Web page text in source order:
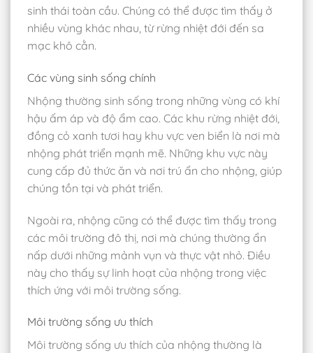
sinh thái toàn cầu. Chúng có thể được tìm thấy ở
nhiều vùng khác nhau, từ rừng nhiệt đới đến sa
mạc khô cằn.
Các vùng sinh sống chính
Nhộng thường sinh sống trong những vùng có khí
hậu ấm áp và độ ẩm cao. Các khu rừng nhiệt đới,
đồng cỏ xanh tươi hay khu vực ven biển là nơi mà
nhộng phát triển mạnh mẽ. Những khu vực này
cung cấp đủ thức ăn và nơi trú ẩn cho nhộng, giúp
chúng tồn tại và phát triển.
Ngoài ra, nhộng cũng có thể được tìm thấy trong
các môi trường đô thị, nơi mà chúng thường ẩn
nấp dưới những mảnh vụn và thực vật nhỏ. Điều
này cho thấy sự linh hoạt của nhộng trong việc
thích ứng với môi trường sống.
Môi trường sống ưu thích
Môi trường sống ưu thích của nhộng thường là